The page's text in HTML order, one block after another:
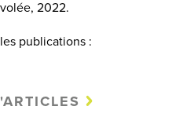
2022.
publications :